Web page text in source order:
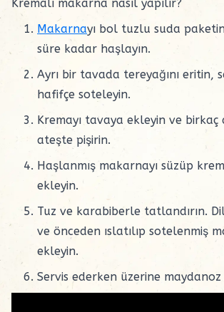
Kremalı makarna nasıl yapılır?
Makarnayı bol tuzlu suda
süre kadar haşlayın.
Ayrı bir tavada tereyağını eritin,
hafifçe soteleyin.
Kremayı tavaya ekleyin ve birkaç
ateşte pişirin.
Haşlanmış makarnayı süzüp
ekleyin.
Tuz ve karabiberle tatlandırın.
ve önceden ıslatılıp sotelenmiş
ekleyin.
Servis ederken üzerine